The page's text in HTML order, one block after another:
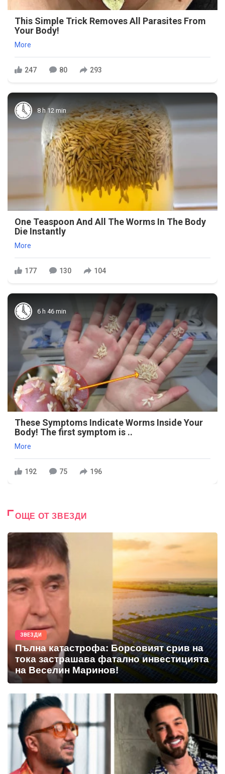
This Simple Trick Removes All Parasites From
Your Body!
More
247 80 293
8 h 12 min
One Teaspoon And All The Worms In The Body
Die Instantly
More
177 130 104
6 h 46 min
These Symptoms Indicate Worms Inside Your
Body! The first symptom is ..
More
192 75 196
ОЩЕ ОТ ЗВЕЗДИ
ЗВЕЗДИ
Пълна катастрофа: Борсовият срив на
тока застрашава фатално инвестицията
на Веселин Маринов!